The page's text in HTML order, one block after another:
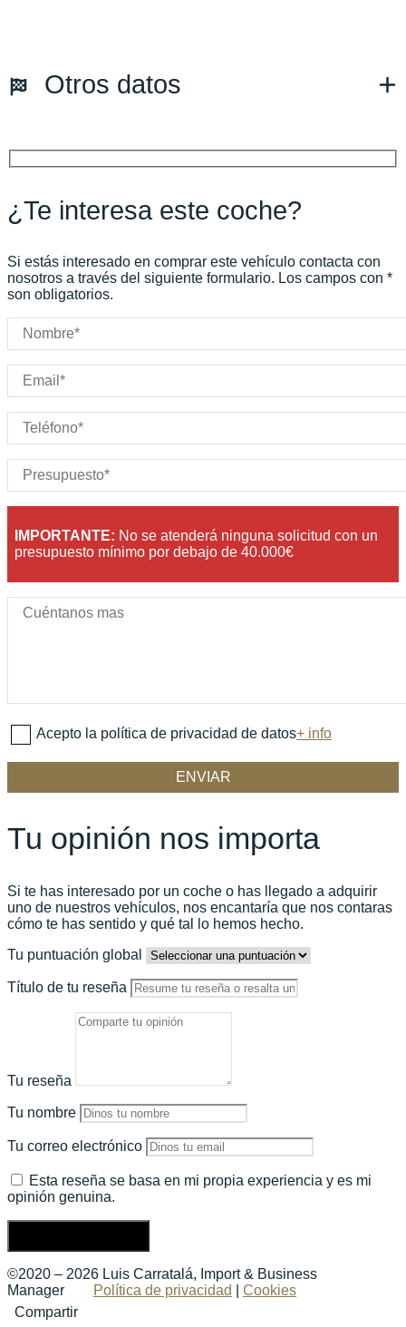
Compartir
Transmisión:Automático
Potencia:530CV
Otros datos
Color:Negro
Color interior:
Carrocería:
Puertas:
Plazas:
¿Te interesa este coche?
Si estás interesado en comprar este vehículo contacta con
nosotros a través del siguiente formulario. Los campos con *
son obligatorios.
IMPORTANTE: No se atenderá ninguna solicitud con un
presupuesto mínimo por debajo de 40.000€
Acepto la política de privacidad de datos+ info
Tu opinión nos importa
Si te has interesado por un coche o has llegado a adquirir
uno de nuestros vehículos, nos encantaría que nos contaras
cómo te has sentido y qué tal lo hemos hecho.
Tu puntuación global
Título de tu reseña
Tu reseña
Tu nombre
Tu correo electrónico
Esta reseña se basa en mi propia experiencia y es mi
opinión genuina.
©2020 – 2026 Luis Carratalá, Import & Business
Manager
Política de privacidad Cookies